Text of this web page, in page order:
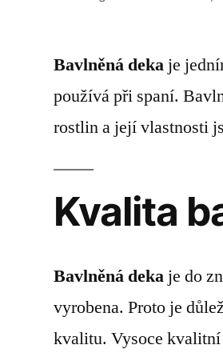
Bavlněná deka je
používá při spaní.
rostlin a její vlastnosti
Kvalita
Bavlněná deka je do
vyrobena. Proto je
kvalitu. Vysoce